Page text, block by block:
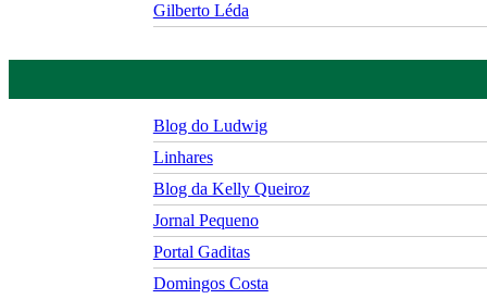
Gilberto Léda
Blog do Ludwig
Linhares
Blog da Kelly Queiroz
Jornal Pequeno
Portal Gaditas
Domingos Costa